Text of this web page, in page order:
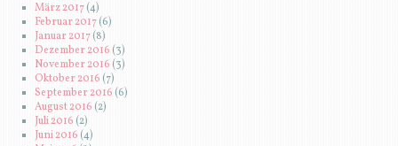
März 2017(4)
Februar 2017(6)
Januar 2017(8)
Dezember 2016 (3)
November 2016 (3)
Oktober 2016(7)
September 2016 (6)
August 2016(2)
Juli 2016(2)
Juni 2016 (4)